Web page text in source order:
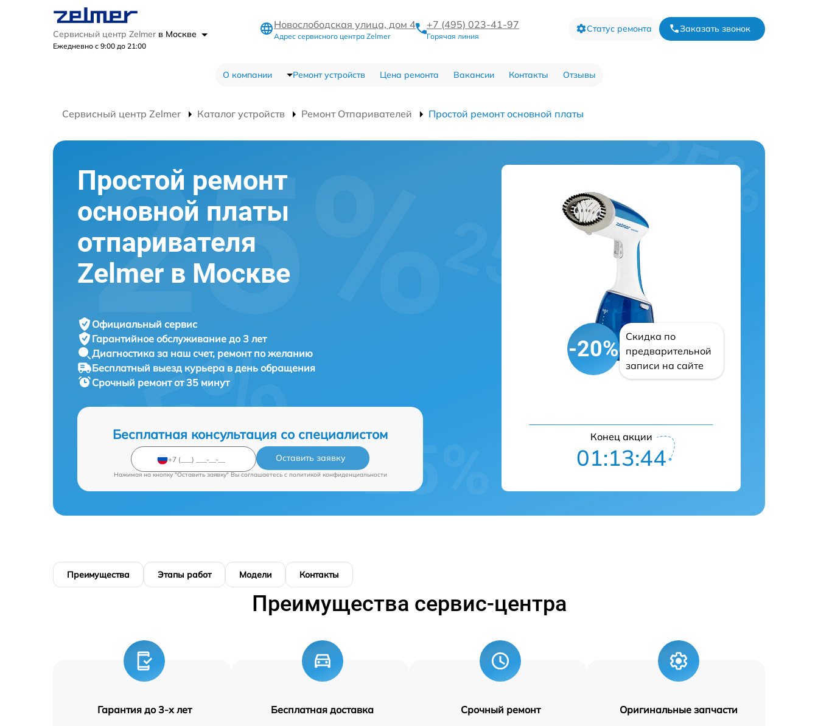
Сервисный центр Zelmer в Москве
Ежедневно с 9:00 до 21:00
Новослободская улица, дом 4
Адрес сервисного центра Zelmer
+7 (495) 023-41-97
Горячая линия
Статус ремонта Заказать звонок
О компании Ремонт устройств Цена ремонта Вакансии Контакты Отзывы
Сервисный центр Zelmer Каталог устройств Ремонт Отпаривателей Простой ремонт основной платы
Простой ремонт
основной платы
отпаривателя
Zelmer в Москве
Официальный сервис
Гарантийное обслуживание до 3 лет
Диагностика за наш счет, ремонт по желанию
Бесплатный выезд курьера в день обращения
Срочный ремонтот 35 минут
Бесплатная консультация со специалистом
Оставить заявку
Нажимая на кнопку "Оставить заявку" Вы соглашаетесь c политикой конфиденциальности
-20%
Скидка по
предварительной
записи на сайте
Конец акции
01:13:43
Преимущества Этапы работ Модели Контакты
Преимущества сервис-центра
Гарантия до 3-х лет Бесплатная доставка Срочный ремонт Оригинальные запчасти